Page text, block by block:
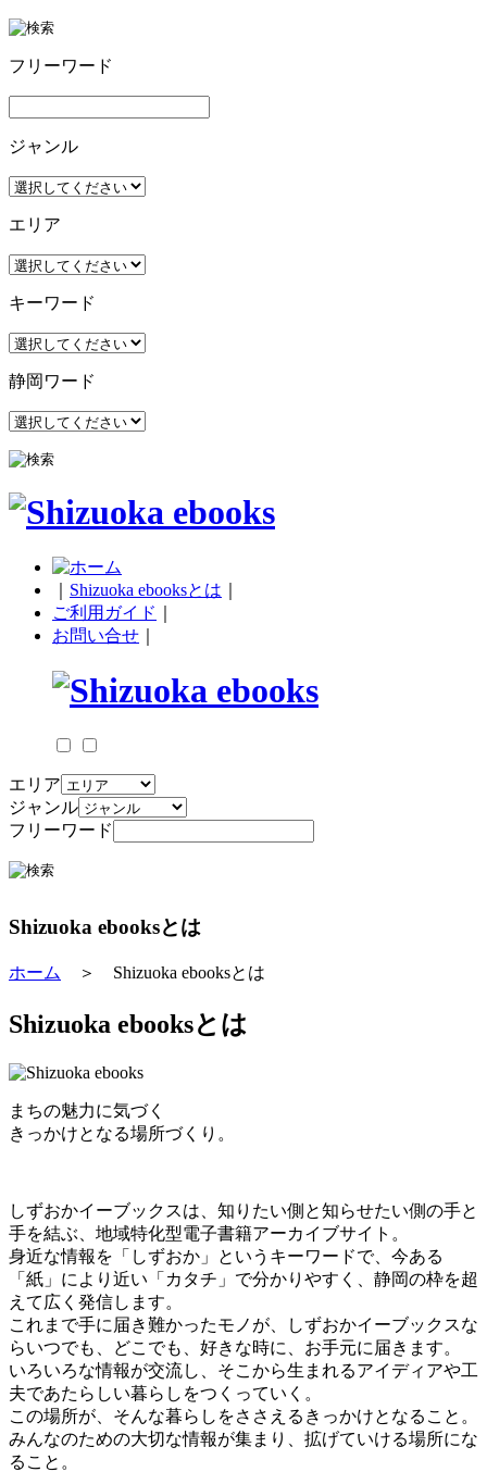
フリーワード
ジャンル
エリア
キーワード
静岡ワード
Shizuoka ebooksとは
ご利用ガイド
お問い合せ
エリア
ジャンル
フリーワード
Shizuoka ebooksとは
ホーム ＞ Shizuoka ebooksとは
Shizuoka ebooksとは
まちの魅力に気づく
きっかけとなる場所づくり。
しずおかイーブックスは、知りたい側と知らせたい側の手と
手を結ぶ、地域特化型電子書籍アーカイブサイト。
身近な情報を「しずおか」というキーワードで、今ある
「紙」により近い「カタチ」で分かりやすく、静岡の枠を超
えて広く発信します。
これまで手に届き難かったモノが、しずおかイーブックスな
らいつでも、どこでも、好きな時に、お手元に届きます。
いろいろな情報が交流し、そこから生まれるアイディアや工
夫であたらしい暮らしをつくっていく。
この場所が、そんな暮らしをささえるきっかけとなること。
みんなのための大切な情報が集まり、拡げていける場所にな
ること。